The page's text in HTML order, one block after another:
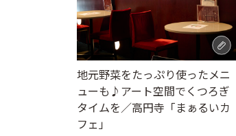
地元野菜をたっぷり使ったメニ
ューも♪アート空間でくつろぎ
タイムを／高円寺「まぁるいカ
フェ」